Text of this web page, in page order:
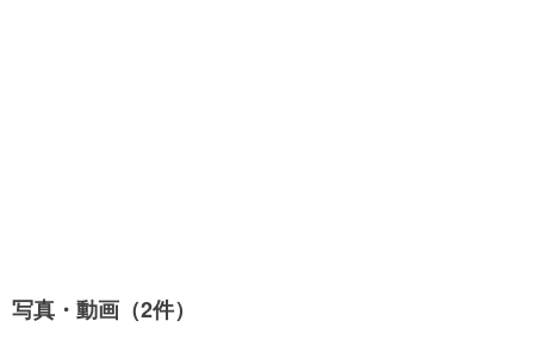
写真・動画（2件）